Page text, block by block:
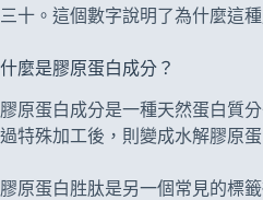
三十。這個數字說明了為什麼這
什麼是膠原蛋白成分？
膠原蛋白成分是一種天然蛋白質
過特殊加工後，則變成水解膠原
膠原蛋白胜肽是另一個常見的標